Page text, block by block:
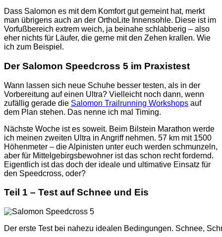
Dass Salomon es mit dem Komfort gut gemeint hat, merkt
man übrigens auch an der OrthoLite Innensohle. Diese ist im
Vorfußbereich extrem weich, ja beinahe schlabberig – also
eher nichts für Läufer, die gerne mit den Zehen krallen. Wie
ich zum Beispiel.
Der Salomon Speedcross 5 im Praxistest
Wann lassen sich neue Schuhe besser testen, als in der
Vorbereitung auf einen Ultra? Vielleicht noch dann, wenn
zufällig gerade die Salomon Trailrunning Workshops auf
dem Plan stehen. Das nenne ich mal Timing.
Nächste Woche ist es soweit. Beim Bilstein Marathon werde
ich meinen zweiten Ultra in Angriff nehmen. 57 km mit 1500
Höhenmeter – die Alpinisten unter euch werden schmunzeln,
aber für Mittelgebirgsbewohner ist das schon recht fordernd.
Eigentlich ist das doch der ideale und ultimative Einsatz für
den Speedcross, oder?
Teil 1 – Test auf Schnee und Eis
Der erste Test bei nahezu idealen Bedingungen. Schnee,